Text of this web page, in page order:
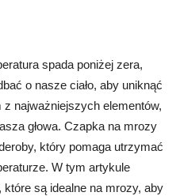
spada poniżej zera,
o nasze ciało, aby uniknąć
najważniejszych elementów,
głowa. Czapka na mrozy
który pomaga utrzymać
W tym artykule
są idealne na mrozy, aby